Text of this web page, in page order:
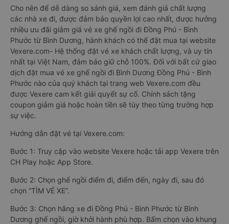
Cho nên để dễ dàng so sánh giá, xem đánh giá chất lượng
các nhà xe đi, được đảm bảo quyền lợi cao nhất, được hưởng
nhiều ưu đãi giảm giá vé xe ghế ngồi đi Đồng Phú - Bình
Phước từ Bình Dương, hành khách có thể đặt mua tại website
Vexere.com- Hệ thống đặt vé xe khách chất lượng, và uy tín
nhất tại Việt Nam, đảm bảo giữ chỗ 100%. Đối với bất cứ giao
dịch đặt mua vé xe ghế ngồi đi Bình Dương Đồng Phú - Bình
Phước nào của quý khách tại trang web Vexere.com đều
được Vexere cam kết giải quyết sự cố. Chính sách tặng
coupon giảm giá hoặc hoàn tiền sẽ tùy theo từng trường hợp
sự việc.
Hướng dẫn đặt vé tại Vexere.com:
Bước 1: Truy cập vào website Vexere hoặc tải app Vexere trên
CH Play hoặc App Store.
Bước 2: Chọn ghế ngồi điểm đi, điểm đến, ngày đi, sau đó
chọn “TÌM VÉ XE”.
Bước 3: Chọn hãng xe đi Đồng Phú - Bình Phước từ Bình
Dương ghế ngồi, giờ khởi hành phù hợp. Bấm chọn vào khung